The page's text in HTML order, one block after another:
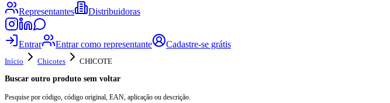
Representantes
Distribuidoras
Entrar Entrar como representante Cadastre-se grátis
Início Chicotes
CHICOTE
Buscar outro produto sem voltar
Pesquise por código, código original, EAN, aplicação ou descrição.